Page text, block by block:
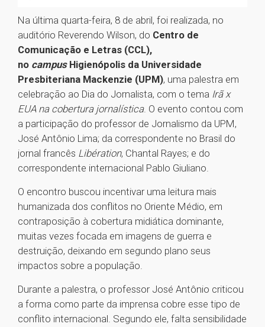
Na última quarta-feira, 8 de abril, foi realizada, no
auditório Reverendo Wilson, do Centro de
Comunicação e Letras (CCL),
no campusHigienópolis da Universidade
Presbiteriana Mackenzie (UPM), uma palestra em
celebração ao Dia do Jornalista, com o tema Irã x
EUA na cobertura jornalística. O evento contou com
a participação do professor de Jornalismo da UPM,
José Antônio Lima; da correspondente no Brasil do
jornal francês Libération, Chantal Rayes; e do
correspondente internacional Pablo Giuliano.
O encontro buscou incentivar uma leitura mais
humanizada dos conflitos no Oriente Médio, em
contraposição à cobertura midiática dominante,
muitas vezes focada em imagens de guerra e
destruição, deixando em segundo plano seus
impactos sobre a população.
Durante a palestra, o professor José Antônio criticou
a forma como parte da imprensa cobre esse tipo de
conflito internacional. Segundo ele, falta sensibilidade